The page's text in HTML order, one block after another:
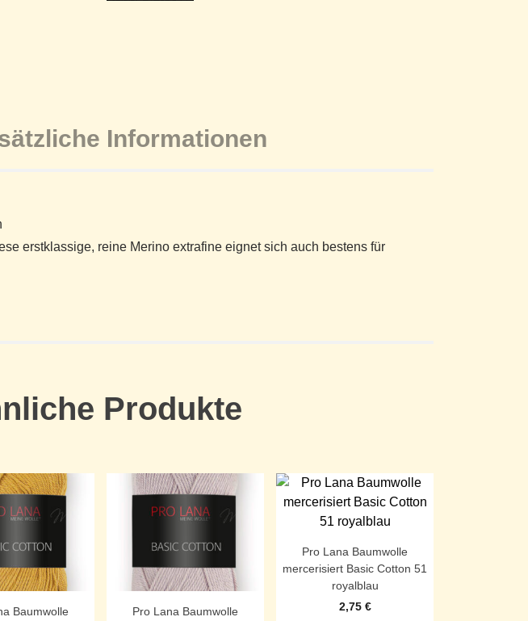
Informationen
erstklassige, reine Merino extrafine eignet sich auch bestens für
Produkte
Baumwolle
Pro Lana Baumwolle
Pro Lana Baumwolle
mercerisiert Basic Cotton 51
royalblau
2,75 €